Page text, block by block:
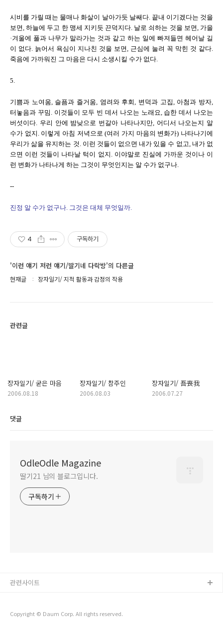
시비를 가릴 때는 물매나 화살이 날아가듯 날쌔다. 끝내 이기겠다는 것을
보면, 하늘에 두고 한 맹세 지키듯 끈덕지다. 날로 쇠하는 것을 보면, 가을
·겨울에 풀과 나무가 말라가는 것과 같고 하는 일에 빠져들면 헤어날 길
이 없다. 늙어서 욕심이 지나친 것을 보면, 근심에 눌려 꼭 막힌 것 같다.
죽음에 가까워진 그 마음은 다시 소생시킬 수가 없다.
5.
기쁨과 노여움, 슬픔과 즐거움, 염려와 후회, 변덕과 고집, 아첨과 방자,
터놓음과 꾸밈. 이것들이 모두 빈 데서 나오는 노래요, 습한 데서 나오는
버섯이다. 우리 안에 밤낮으로 번갈아 나타나지만, 어디서 나오는지 알
수가 없지. 이렇게 아침 저녁으로 (여러 가지 마음의 변화가) 나타나기에
우리가 삶을 유지하는 것. 이런 것들이 없으면 내가 있을 수 없고, 내가 없
으면 이런 것들이 나타날 턱이 없지. 이야말로 진실에 가까운 것이나 이
런 변화가 나타나게 하는 그것이 무엇인지는 알 수가 없구나.
--
진정 알 수가 없구나. 그것은 대체 무엇일까.
4 구독하기
'이런 얘기 저런 얘기/딸기네 다락방'의 다른글
현재글 장자일기/ 지적 활동과 감정의 작용
관련글
장자일기/ 굳은 마음
2006.08.18
장자일기/ 참주인
2006.08.03
장자일기/ 吾喪我
2006.07.27
댓글
OdleOdle Magazine
딸기21 님의 블로그입니다.
구독하기
Copyright © Daum Corp. All rights reserved.
관련사이트